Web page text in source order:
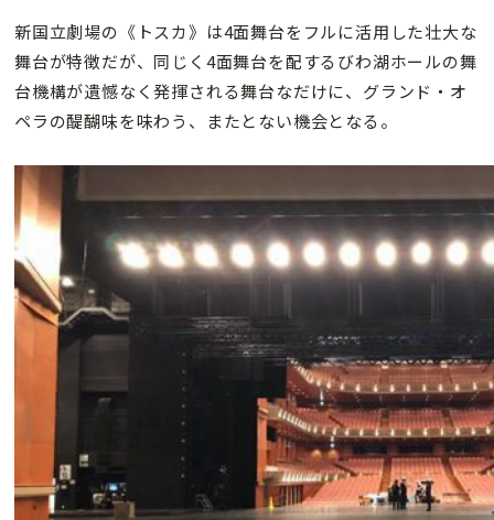
新国立劇場の《トスカ》は4面舞台をフルに活用した壮大な
舞台が特徴だが、同じく4面舞台を配するびわ湖ホールの舞
台機構が遺憾なく発揮される舞台なだけに、グランド・オ
ペラの醍醐味を味わう、またとない機会となる。